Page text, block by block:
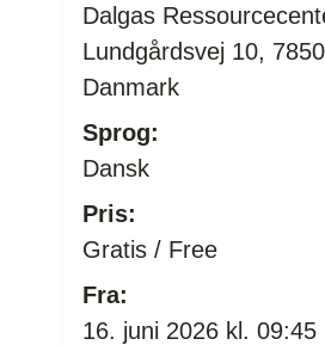
Dalgas
Lundgårdsvej 10,
Danmark
Sprog:
Dansk
Pris:
Gratis / Free
Fra:
16. juni 2026 kl. 09:45